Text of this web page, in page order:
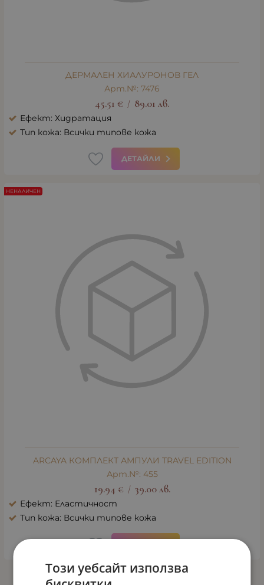
ДЕРМАЛЕН ХИАЛУРОНОВ ГЕЛ
Арт.№: 7476
45.51 € / 89.01 лв.
Ефект: Хидратация
Тип кожа: Всички типове кожа
ДЕТАЙЛИ
ARCAYA КОМПЛЕКТ АМПУЛИ TRAVEL EDITION
Арт.№: 455
19.94 € / 39.00 лв.
Ефект: Еластичност
Тип кожа: Всички типове кожа
НЕНАЛИЧЕН
Този уебсайт използва